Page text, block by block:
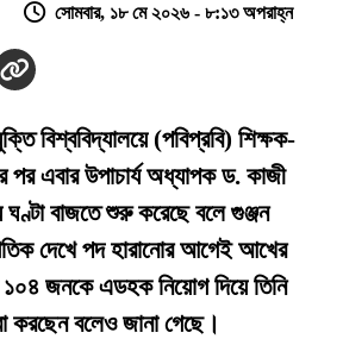
সোমবার, ১৮ মে ২০২৬ - ৮:১৩ অপরাহ্ন
বিশ্ববিদ্যালয়ে (পবিপ্রবি) শিক্ষক-
পর এবার উপাচার্য অধ্যাপক ড. কাজী
ঘণ্টা বাজতে শুরু করেছে বলে গুঞ্জন
দেখে পদ হারানোর আগেই আখের
১০৪ জনকে এডহক নিয়োগ দিয়ে তিনি
করছেন বলেও জানা গেছে।